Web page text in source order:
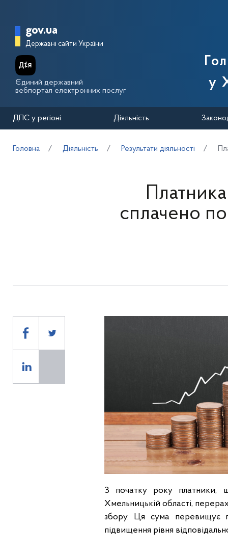
Головна сторінка Державної
gov.ua
Державні сайти України
Єдиний державний
вебпортал електронних послуг
у
ДПС у регіоні Діяльність
Головна Діяльність Результати діяльності
сплачено
З початку року платники,
Хмельницькій області,
збору. Ця сума перевищує
підвищення рівня